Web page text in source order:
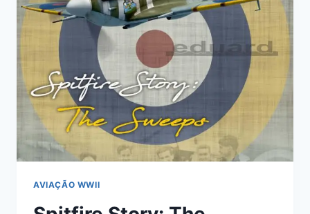
1/48
–
EDUARD
BRASSIN
#648669
AVIAÇÃO WWII